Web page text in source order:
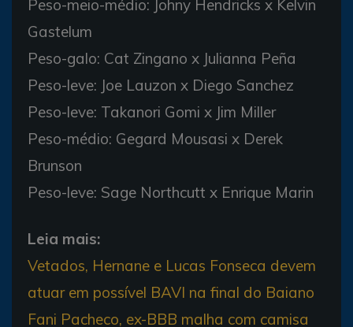
Peso-meio-médio: Johny Hendricks x Kelvin
Gastelum
Peso-galo: Cat Zingano x Julianna Peña
Peso-leve: Joe Lauzon x Diego Sanchez
Peso-leve: Takanori Gomi x Jim Miller
Peso-médio: Gegard Mousasi x Derek
Brunson
Peso-leve: Sage Northcutt x Enrique Marin
Leia mais:
Vetados, Hernane e Lucas Fonseca devem
atuar em possível BAVI na final do Baiano
Fani Pacheco, ex-BBB malha com camisa